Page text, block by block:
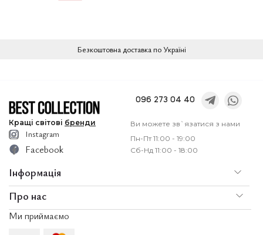
Безкоштовна доставка по Україні
Кращі світові бренди
096 273 04 40
Ви можете зв`язатися з нами
Пн-Пт 11:00 - 19:00
Сб-Нд 11:00 - 18:00
Про нас
Послуги
Інформація
Доставка і оплата
Instagram
Facebook
Ми приймаємо